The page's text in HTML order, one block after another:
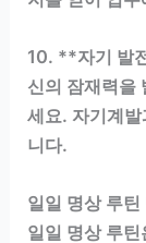
10. **자기 발
신의 잠재력을
세요. 자기계
니다.
일일 명상 루틴
일일 명상 루